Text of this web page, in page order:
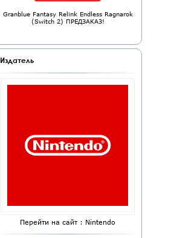
Granblue Fantasy Relink Endless Ragnarok
(Switch 2) ПРЕДЗАКАЗ!
Издатель
Перейти на сайт : Nintendo